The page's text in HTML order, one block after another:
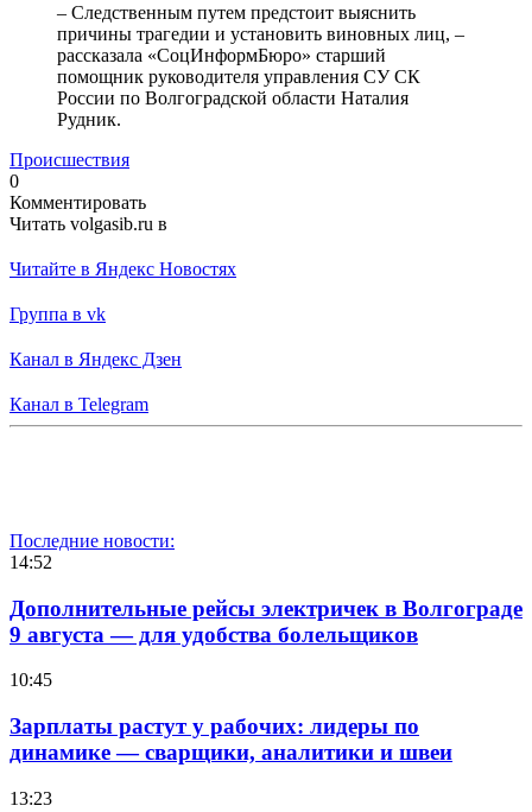
– Следственным путем предстоит выяснить
причины трагедии и установить виновных лиц, –
рассказала «СоцИнформБюро» старший
помощник руководителя управления СУ СК
России по Волгоградской области Наталия
Рудник.
Происшествия
0
Комментировать
Читать volgasib.ru в
Читайте в Яндекс Новостях
Группа в vk
Канал в Яндекс Дзен
Канал в Telegram
Последние новости:
14:52
Дополнительные рейсы электричек в Волгограде
9 августа — для удобства болельщиков
10:45
Зарплаты растут у рабочих: лидеры по
динамике — сварщики, аналитики и швеи
13:23